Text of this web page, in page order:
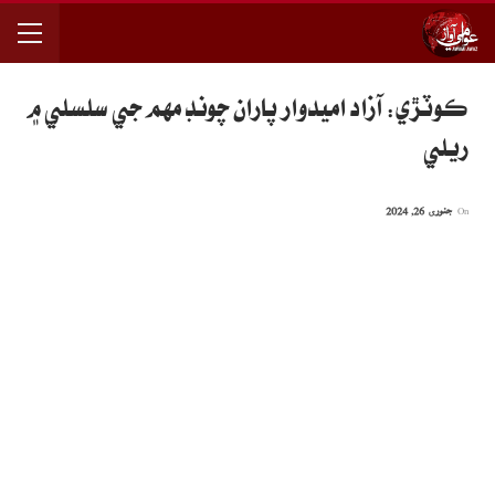
ڪوٽڙي: آزاد اميدوار پاران چونڊ مهم جي سلسلي ۾
ريلي